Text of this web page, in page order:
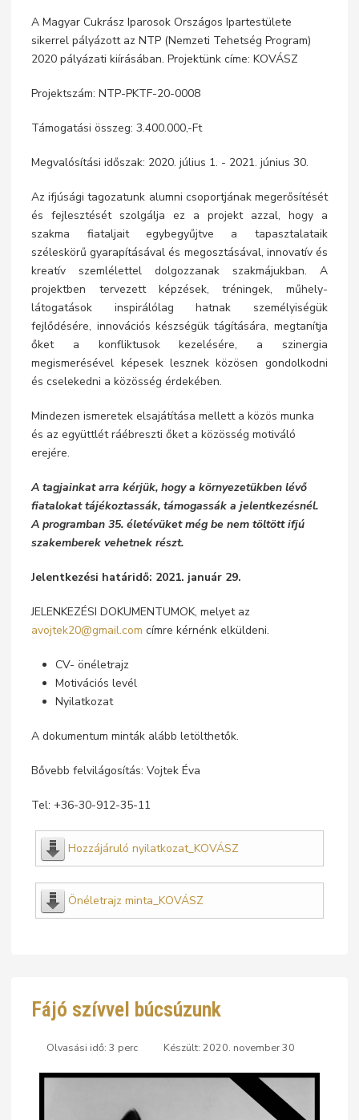
A Magyar Cukrász Iparosok Országos Ipartestülete
sikerrel pályázott az NTP (Nemzeti Tehetség Program)
2020 pályázati kiírásában. Projektünk címe: KOVÁSZ
Projektszám: NTP-PKTF-20-0008
Támogatási összeg: 3.400.000,-Ft
Megvalósítási időszak: 2020. július 1. - 2021. június 30.
Az ifjúsági tagozatunk alumni csoportjának megerősítését
és fejlesztését szolgálja ez a projekt azzal, hogy a
szakma fiataljait egybegyűjtve a tapasztalataik
széleskörű gyarapításával és megosztásával, innovatív és
kreatív szemlélettel dolgozzanak szakmájukban. A
projektben tervezett képzések, tréningek, műhely-
látogatások inspirálólag hatnak személyiségük
fejlődésére, innovációs készségük tágítására, megtanítja
őket a konfliktusok kezelésére, a szinergia
megismerésével képesek lesznek közösen gondolkodni
és cselekedni a közösség érdekében.
Mindezen ismeretek elsajátítása mellett a közös munka
és az együttlét ráébreszti őket a közösség motiváló
erejére.
A tagjainkat arra kérjük, hogy a környezetükben lévő
fiatalokat tájékoztassák, támogassák a jelentkezésnél.
A programban 35. életévüket még be nem töltött ifjú
szakemberek vehetnek részt.
Jelentkezési határidő: 2021. január 29.
JELENKEZÉSI DOKUMENTUMOK, melyet az
avojtek20@gmail.com címre kérnénk elküldeni.
CV- önéletrajz
Motivációs levél
Nyilatkozat
A dokumentum minták alább letölthetők.
Bővebb felvilágosítás: Vojtek Éva
Tel: +36-30-912-35-11
Hozzájáruló nyilatkozat_KOVÁSZ
Önéletrajz minta_KOVÁSZ
Fájó szívvel búcsúzunk
Olvasási idő: 3 perc Készült: 2020. november 30